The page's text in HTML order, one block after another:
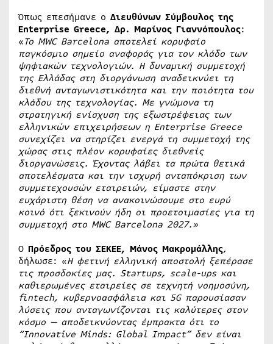
Όπως επεσήμανε ο Διευθύνων Σύμβουλος της
Enterprise Greece, Δρ. Μαρίνος Γιαννόπουλος:
«Το MWC Barcelona αποτελεί κορυφαίο
παγκόσμιο σημείο αναφοράς για τον κλάδο των
ψηφιακών τεχνολογιών. Η δυναμική συμμετοχή
της Ελλάδας στη διοργάνωση αναδεικνύει τη
διεθνή ανταγωνιστικότητα και την ποιότητα του
κλάδου της τεχνολογίας. Με γνώμονα τη
στρατηγική ενίσχυση της εξωστρέφειας των
ελληνικών επιχειρήσεων η Enterprise Greece
συνεχίζει να στηρίζει ενεργά τη συμμετοχή της
χώρας στις πλέον κορυφαίες διεθνείς
διοργανώσεις. Έχοντας λάβει τα πρώτα θετικά
αποτελέσματα και την ισχυρή ανταπόκριση των
συμμετεχουσών εταιρειών, είμαστε στην
ευχάριστη θέση να ανακοινώσουμε στο ευρύ
κοινό ότι ξεκινούν ήδη οι προετοιμασίες για τη
συμμετοχή στο MWC Barcelona 2027.»
Ο Πρόεδρος του ΣΕΚΕΕ, Μάνος Μακρομάλλης,
δήλωσε: «Η φετινή ελληνική αποστολή ξεπέρασε
τις προσδοκίες μας. Startups, scale-ups και
καθιερωμένες εταιρείες σε τεχνητή νοημοσύνη,
fintech, κυβερνοασφάλεια και 5G παρουσίασαν
λύσεις που ανταγωνίζονται τις καλύτερες στον
κόσμο — αποδεικνύοντας έμπρακτα ότι το
“Innovative Minds: Global Impact” δεν είναι